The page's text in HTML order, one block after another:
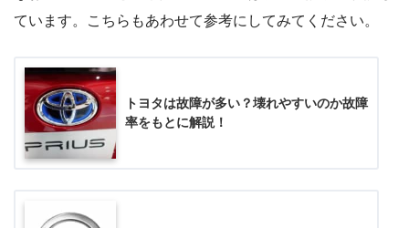
ています。こちらもあわせて参考にしてみてください。
トヨタは故障が多い？壊れやすいのか故障
率をもとに解説！